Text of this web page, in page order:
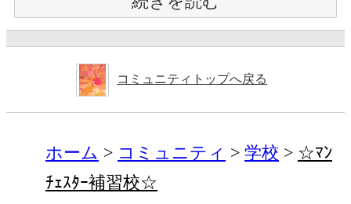
コミュニティトップへ戻る
ホーム コミュニティ 学校
☆ﾏﾝ
ﾁｪｽﾀｰ補習校☆